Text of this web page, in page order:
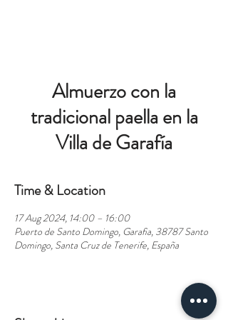
Almuerzo con la
tradicional paella en la
Villa de Garafía
Time & Location
17 Aug 2024, 14:00 – 16:00
Puerto de Santo Domingo, Garafia, 38787 Santo
Domingo, Santa Cruz de Tenerife, España